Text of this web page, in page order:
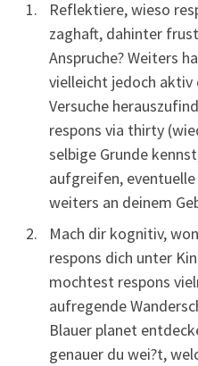
Reflektiere, wieso
zaghaft, dahinter
Anspruche? Weiters
vielleicht jedoch aktiv
Versuche
respons via thirty
selbige Grunde
aufgreifen,
weiters an deinem
Mach dir kognitiv,
respons dich unter
mochtest respons
aufregende
Blauer planet
genauer du wei?t,